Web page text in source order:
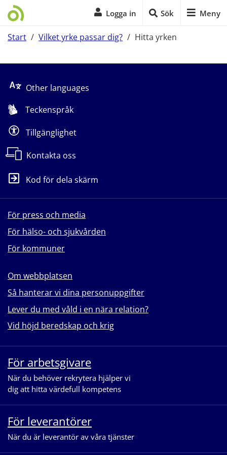
Logga in Sök Meny
Start / Vilket yrke passar dig? / Hitta yrken
Other languages
Teckenspråk
Tillgänglighet
Kontakta oss
Kod för dela skärm
För press och media
För hälso- och sjukvården
För kommuner
Om webbplatsen
Så hanterar vi dina personuppgifter
Lever du med våld i en nära relation?
Vid höjd beredskap och krig
För arbetsgivare
När du behöver rekrytera hjälper vi
dig att hitta värdefull kompetens
För leverantörer
När du är leverantör av våra tjänster